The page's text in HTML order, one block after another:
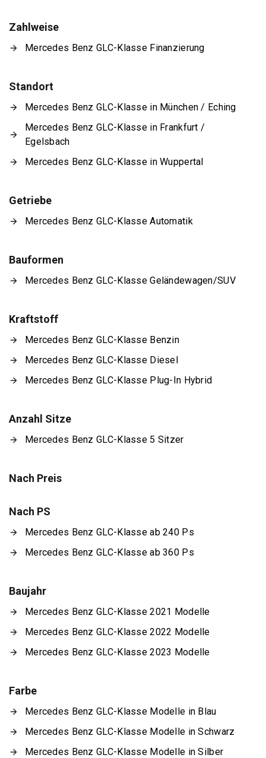
Zahlweise
Mercedes Benz GLC-Klasse Finanzierung
Standort
Mercedes Benz GLC-Klasse in München / Eching
Mercedes Benz GLC-Klasse in Frankfurt /
Egelsbach
Mercedes Benz GLC-Klasse in Wuppertal
Getriebe
Mercedes Benz GLC-Klasse Automatik
Bauformen
Mercedes Benz GLC-Klasse Geländewagen/SUV
Kraftstoff
Mercedes Benz GLC-Klasse Benzin
Mercedes Benz GLC-Klasse Diesel
Mercedes Benz GLC-Klasse Plug-In Hybrid
Anzahl Sitze
Mercedes Benz GLC-Klasse 5 Sitzer
Nach Preis
Nach PS
Mercedes Benz GLC-Klasse ab 240 Ps
Mercedes Benz GLC-Klasse ab 360 Ps
Baujahr
Mercedes Benz GLC-Klasse 2021 Modelle
Mercedes Benz GLC-Klasse 2022 Modelle
Mercedes Benz GLC-Klasse 2023 Modelle
Farbe
Mercedes Benz GLC-Klasse Modelle in Blau
Mercedes Benz GLC-Klasse Modelle in Schwarz
Mercedes Benz GLC-Klasse Modelle in Silber